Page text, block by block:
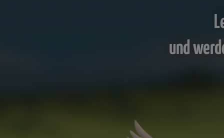
und